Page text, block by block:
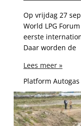
Op vrijdag 27
World LPG
eerste
Daar worden de
Lees meer »
Platform Autogas